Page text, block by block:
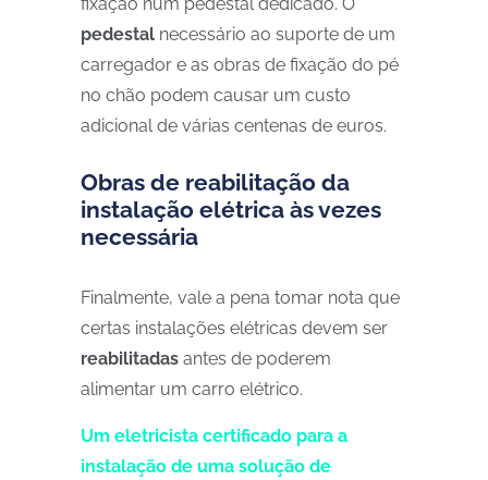
pedestal necessário ao suporte de um
carregador e as obras de fixação do pé
no chão podem causar um custo
adicional de várias centenas de euros.
Obras de reabilitação da
instalação elétrica às vezes
necessária
Finalmente, vale a pena tomar nota que
certas instalações elétricas devem ser
reabilitadas antes de poderem
alimentar um carro elétrico.
Um eletricista certificado para a
instalação de uma solução de